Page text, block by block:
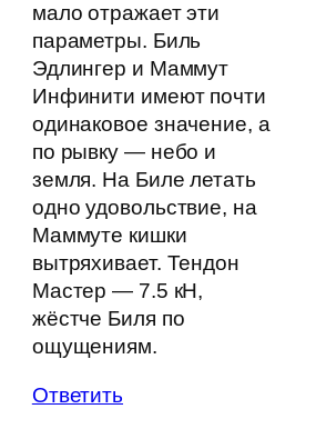
мало отражает эти
параметры. Биль
Эдлингер и Маммут
Инфинити имеют почти
одинаковое значение, а
по рывку — небо и
земля. На Биле летать
одно удовольствие, на
Маммуте кишки
вытряхивает. Тендон
Мастер — 7.5 кН,
жёстче Биля по
ощущениям.
Ответить